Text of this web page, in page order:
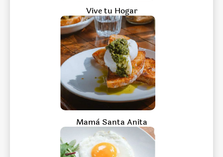
Vive tu Hogar
Mamà Santa Anita